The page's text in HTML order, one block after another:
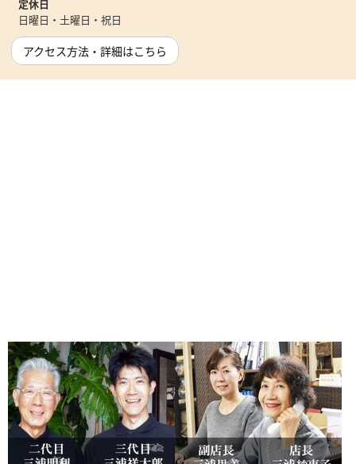
定休日
日曜日・土曜日・祝日
アクセス方法・詳細はこちら